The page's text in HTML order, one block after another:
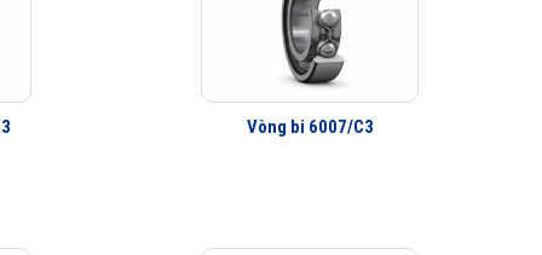
trước đây bởi vậy ở cùng tốc độ nhưng nhiệt độ của vòng
SKF
và giảm tiêu hao năng lượng trên vòng bi một cách
Vòng bi 6007/C3